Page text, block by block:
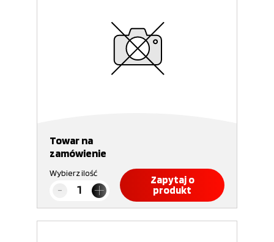
Towar na
zamówienie
Wybierz ilość
Zapytaj o
produkt